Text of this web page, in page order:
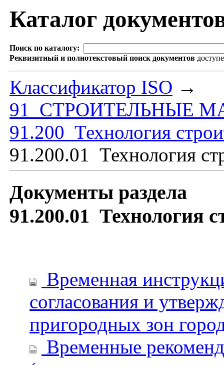
Каталог
Поиск по каталогу:
Реквизитный и полнотекстовый поиск документов
Классификатор ISO →
91 СТРОИТЕЛЬНЫЕ
91.200 Технология
91.200.01 Технология
Документы раздела
91.200.01 Технология
Временная
согласования и
пригородных зон
Временные